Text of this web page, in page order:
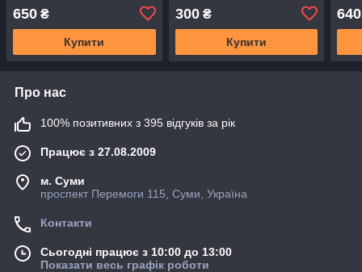
650 ₴
Купити
300₴
Купити
640
Про нас
100% позитивних з 395 відгуків за рік
Працює з 27.08.2009
м. Суми
проспект Перемоги 115, Суми, Україна
Контакти
Сьогодні працює з 10:00 до 13:00
Показати весь графік роботи